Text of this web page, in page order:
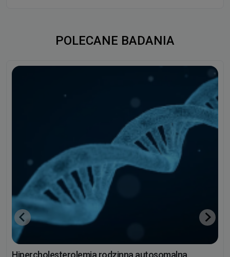
POLECANE BADANIA
Hipercholesterolemia rodzinna autosomalna